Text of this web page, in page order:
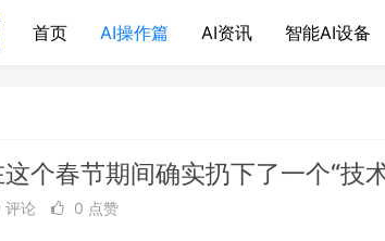
首页 AI操作篇 AI资讯 智能AI设备
个春节期间确实扔下了一个“技
评论 0 点赞